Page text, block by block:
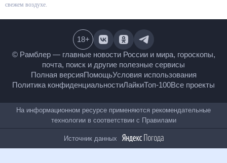
собирается в рабочую поездку, отпуск, провести время на свежем
© Рамблер — главные новости России и мира,
гороскопы, почта, поиск и другие полезные сервисы
Полная версияПомощьУсловия использования
Все проекты
18+
На информационном ресурсе применяются
рекомендательные технологии в соответствии с